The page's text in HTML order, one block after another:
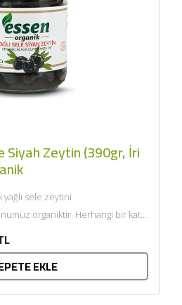
Siyah Zeytin (390gr, İri
sele zeytini
organiktir. Herhangi bir katkı
EKLE